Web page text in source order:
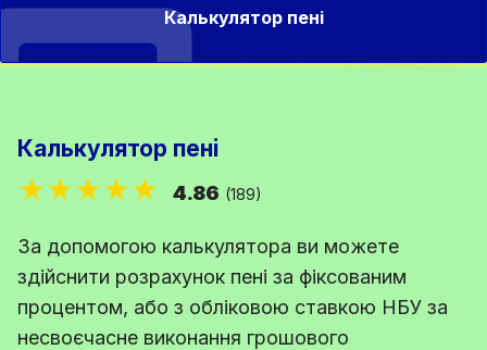
Калькулятор пені
Калькулятор пені
★★★★★ 4.86 (189)
За допомогою калькулятора ви можете
здійснити розрахунок пені за фіксованим
процентом, або з обліковою ставкою НБУ за
несвоєчасне виконання грошового